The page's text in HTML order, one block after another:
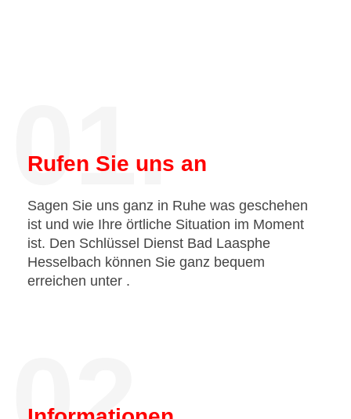
01.
Rufen Sie uns an
Sagen Sie uns ganz in Ruhe was geschehen
ist und wie Ihre örtliche Situation im Moment
ist. Den Schlüssel Dienst Bad Laasphe
Hesselbach können Sie ganz bequem
erreichen unter .